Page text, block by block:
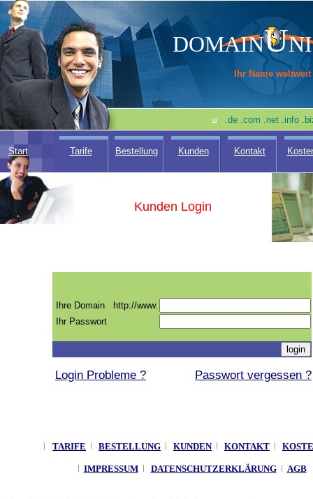
DOMAINU
Ihr Name weltweit
.de .com .net .info
Start Tarife Bestellung Kunden Kontakt
Kunden Login
Ihre Domain
http://www.
Ihr Passwort
Login Probleme ? Passwort vergessen ?
TARIFE BESTELLUNG KUNDEN KONTAKT
IMPRESSUM DATENSCHUTZERKLÄRUNG AGB